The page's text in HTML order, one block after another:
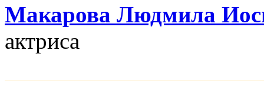
Макарова Людмила
актриса